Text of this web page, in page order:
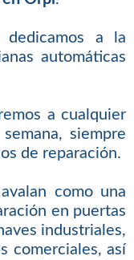
dedicamos a la
automáticas
a cualquier
siempre
de reparación.
como una
en puertas
industriales,
comerciales, así